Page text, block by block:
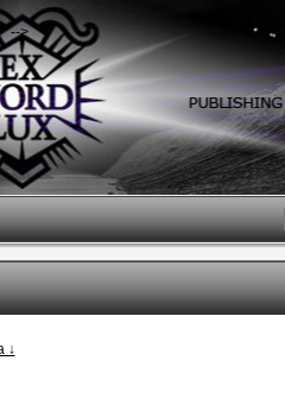
-->
↓